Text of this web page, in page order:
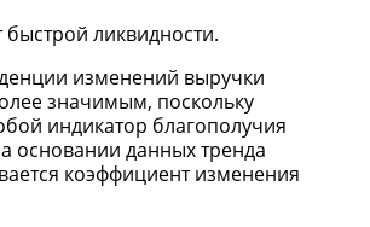
ликвидности.
изменений выручки
значимым, поскольку
индикатор благополучия
основании данных тренда
коэффициент изменения